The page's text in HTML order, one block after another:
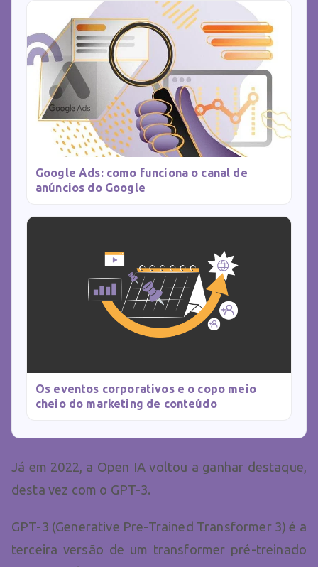
Google Ads: como funciona o canal de
anúncios do Google
Os eventos corporativos e o copo meio
cheio do marketing de conteúdo
Já em 2022, a Open IA voltou a ganhar destaque,
desta vez com o GPT-3.
GPT-3 (Generative Pre-Trained Transformer 3) é a
terceira versão de um transformer pré-treinado